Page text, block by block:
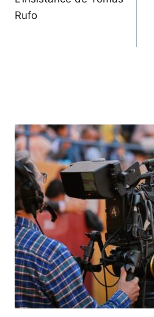
l’article
Rufo